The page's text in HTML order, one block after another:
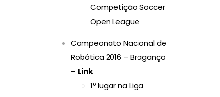
Competição Soccer
Open League
Campeonato Nacional de
Robótica 2016 – Bragança
– Link
1º lugar na Liga